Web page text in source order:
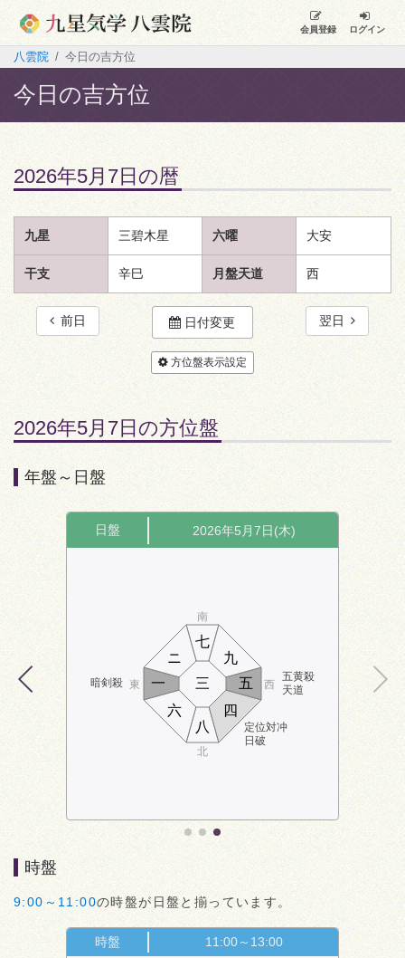
会員登録 ログイン
八雲院 今日の吉方位
今日の吉方位
2026年5月7日の暦
九星 三碧木星 六曜 大安
干支 辛巳 月盤天道 西
前日 日付変更 翌日
方位盤表示設定
2026年5月7日の方位盤
年盤～日盤
日盤 2026年5月7日(木)
暗剣殺
五黄殺
天道
定位対冲
日破
南
北
東 西
八
九
一
ニ
三
四
五
六
七
時盤
9:00～11:00の時盤が日盤と揃っています。
時盤 11:00～13:00